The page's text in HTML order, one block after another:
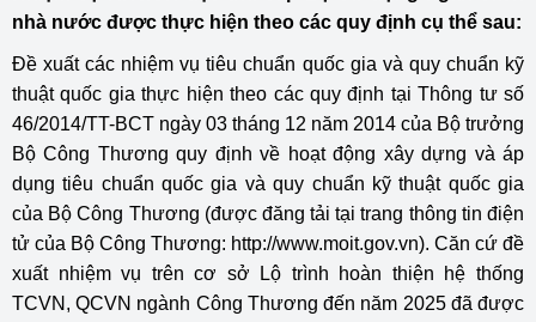
nhà nước được thực hiện theo các quy định cụ thể sau:
Đề xuất các nhiệm vụ tiêu chuẩn quốc gia và quy chuẩn kỹ
thuật quốc gia thực hiện theo các quy định tại Thông tư số
46/2014/TT-BCT ngày 03 tháng 12 năm 2014 của Bộ trưởng
Bộ Công Thương quy định về hoạt động xây dựng và áp
dụng tiêu chuẩn quốc gia và quy chuẩn kỹ thuật quốc gia
của Bộ Công Thương (được đăng tải tại trang thông tin điện
tử của Bộ Công Thương: http://www.moit.gov.vn). Căn cứ đề
xuất nhiệm vụ trên cơ sở Lộ trình hoàn thiện hệ thống
TCVN, QCVN ngành Công Thương đến năm 2025 đã được